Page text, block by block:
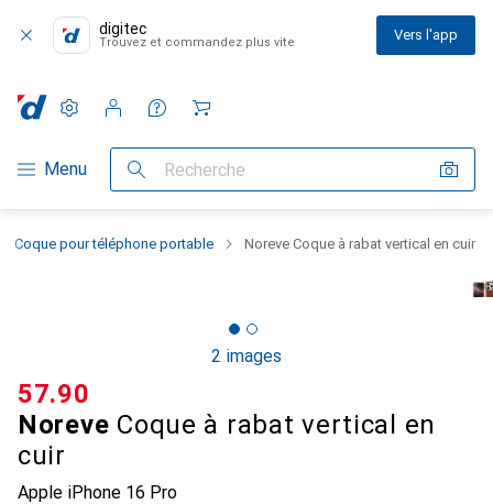
digitec
Trouvez et commandez plus vite Vers l'app
Navigation par catégorie
Menu Recherche
Paramètres
Compte client
Listes de comparaison
Listes d'envies
Panier
Coque pour téléphone portable Noreve Coque à rabat vertical en cuir
2 images
Noreve Coque à rabat vertical en
cuir
Apple iPhone 16 Pro
CHF
57.90